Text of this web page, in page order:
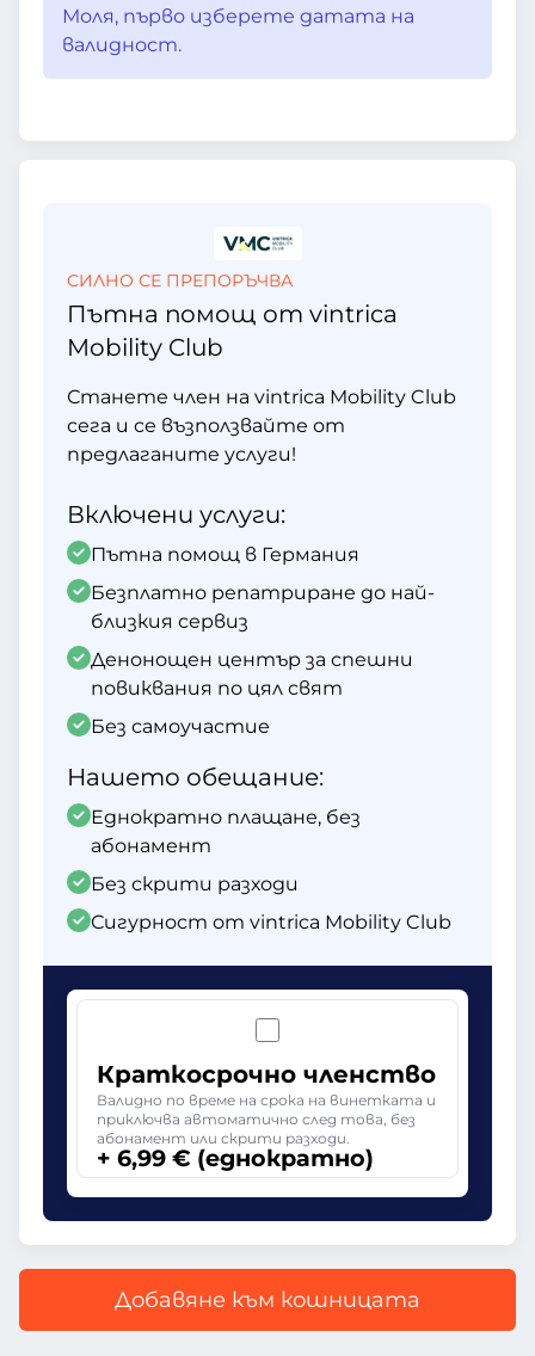
Моля, първо изберете датата на
валидност.
СИЛНО СЕ ПРЕПОРЪЧВА
Пътна помощ от vintrica
Mobility Club
Станете член на vintrica Mobility Club
сега и се възползвайте от
предлаганите услуги!
Включени услуги:
Пътна помощ в Германия
Безплатно репатриране до най-
близкия сервиз
Денонощен център за спешни
повиквания по цял свят
Без самоучастие
Нашето обещание:
Еднократно плащане, без
абонамент
Без скрити разходи
Сигурност от vintrica Mobility Club
Краткосрочно членство
Валидно по време на срока на винетката и
приключва автоматично след това, без
абонамент или скрити разходи.
+ 6,99 € (еднократно)
Добавяне към кошницата